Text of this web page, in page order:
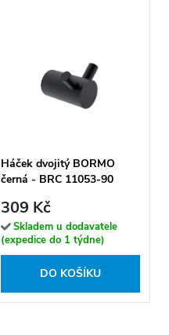
Háček dvojitý BORMO
černá - BRC 11053-90
309 Kč
Skladem u dodavatele
(expedice do 1 týdne)
DO KOŠÍKU